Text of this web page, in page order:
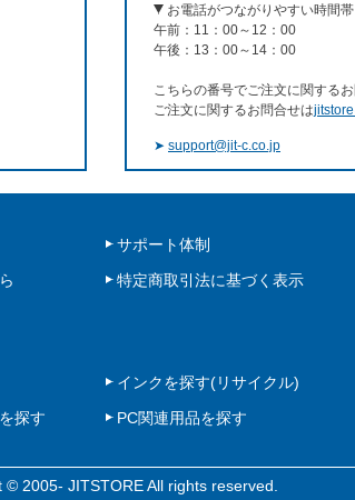
お電話がつながりやすい時間帯
午前：11：00～12：00
午後：13：00～14：00
こちらの番号でご注文に関する
ご注文に関するお問合せは
➤ support@jit-c.co.jp
サポート体制
特定商取引法に基づく表示
インクを探す(リサイクル)
探す
PC関連用品を探す
© 2005- JITSTORE All rights reserved.